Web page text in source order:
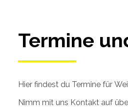
Termine
Hier findest du Termine für
Nimm mit uns Kontakt auf